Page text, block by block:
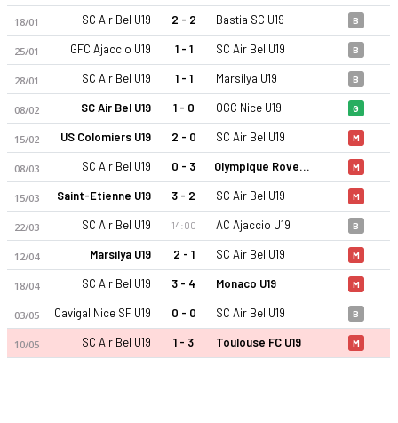
SC Air Bel U19 25-26 sezonu | Championnat National U19
18/01 SC Air Bel U19 2 - 2 Bastia SC U19 B
25/01 GFC Ajaccio U19 1 - 1 SC Air Bel U19 B
28/01 SC Air Bel U19 1 - 1 Marsilya U19 B
08/02 SC Air Bel U19 1 - 0 OGC Nice U19 G
15/02 US Colomiers U19 2 - 0 SC Air Bel U19 M
08/03 SC Air Bel U19 0 - 3 Olympique Rovenain U19 M
15/03 Saint-Etienne U19 3 - 2 SC Air Bel U19 M
22/03 SC Air Bel U19 14:00 AC Ajaccio U19 B
12/04 Marsilya U19 2 - 1 SC Air Bel U19 M
18/04 SC Air Bel U19 3 - 4 Monaco U19 M
03/05 Cavigal Nice SF U19 0 - 0 SC Air Bel U19 B
10/05 SC Air Bel U19 1 - 3 Toulouse FC U19 M